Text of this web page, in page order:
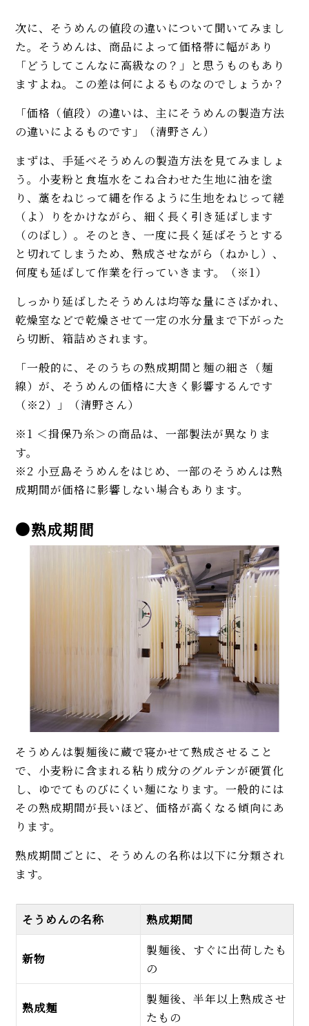
次に、そうめんの値段の違いについて聞いてみまし
た。そうめんは、商品によって価格帯に幅があり
「どうしてこんなに高級なの？」と思うものもあり
ますよね。この差は何によるものなのでしょうか？
「価格（値段）の違いは、主にそうめんの製造方法
の違いによるものです」（清野さん）
まずは、手延べそうめんの製造方法を見てみましょ
う。小麦粉と食塩水をこね合わせた生地に油を塗
り、藁をねじって縄を作るように生地をねじって縒
（よ）りをかけながら、細く長く引き延ばします
（のばし）。そのとき、一度に長く延ばそうとする
と切れてしまうため、熟成させながら（ねかし）、
何度も延ばして作業を行っていきます。（※1）
しっかり延ばしたそうめんは均等な量にさばかれ、
乾燥室などで乾燥させて一定の水分量まで下がった
ら切断、箱詰めされます。
「一般的に、そのうちの熟成期間と麺の細さ（麺
線）が、そうめんの価格に大きく影響するんです
（※2）」（清野さん）
※1 ＜揖保乃糸＞の商品は、一部製法が異なりま
す。
※2 小豆島そうめんをはじめ、一部のそうめんは熟
成期間が価格に影響しない場合もあります。
●熟成期間
そうめんは製麺後に蔵で寝かせて熟成させること
で、小麦粉に含まれる粘り成分のグルテンが硬質化
し、ゆでてものびにくい麺になります。一般的には
その熟成期間が長いほど、価格が高くなる傾向にあ
ります。
熟成期間ごとに、そうめんの名称は以下に分類され
ます。
そうめんの名称 熟成期間
新物
製麺後、すぐに出荷したも
の
熟成麺
製麺後、半年以上熟成させ
たもの